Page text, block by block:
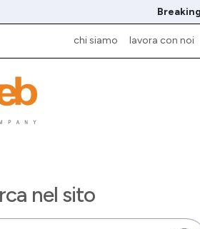
chi siamo lavora con noi
nel sito